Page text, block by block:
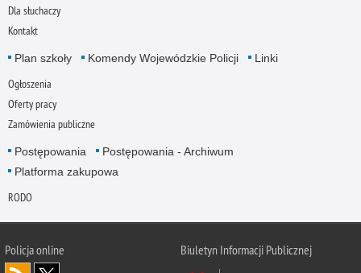
Dla słuchaczy
Kontakt
Plan szkoły Komendy Wojewódzkie Policji Linki
Ogłoszenia
Oferty pracy
Zamówienia publiczne
Postępowania
Postępowania - Archiwum
Platforma zakupowa
RODO
Policja online
Biuletyn Informacji Publicznej